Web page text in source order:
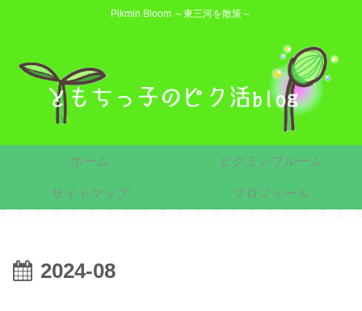
Pikmin Bloom ～東三河を散策～
ホーム ピクミンブルーム
サイトマップ プロフィール
2024-08